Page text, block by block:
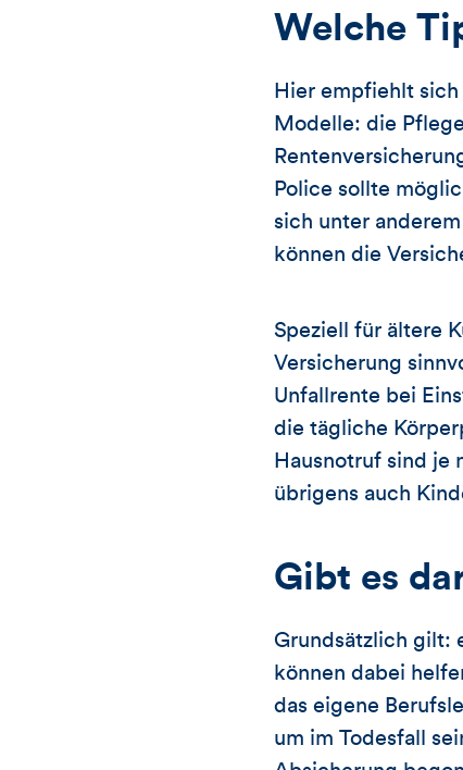
Welche
Hier empfiehlt
Modelle: die
Police sollte
sich unter
können die
Speziell für ältere
Versicherung
Unfallrente bei
die tägliche
Hausnotruf sind je
übrigens auch
Gibt es
Grundsätzlich gilt:
können dabei
das eigene
um im Todesfall